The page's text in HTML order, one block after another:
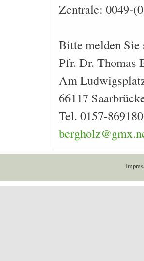
Zentrale: 0049-
Bitte melden Sie
Pfr. Dr. Thomas
Am
66117
Tel. 0157-